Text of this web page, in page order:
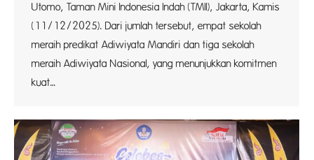
Utomo, Taman Mini Indonesia Indah (TMII), Jakarta, Kamis
(11/12/2025). Dari jumlah tersebut, empat sekolah
meraih predikat Adiwiyata Mandiri dan tiga sekolah
meraih Adiwiyata Nasional, yang menunjukkan komitmen
kuat…